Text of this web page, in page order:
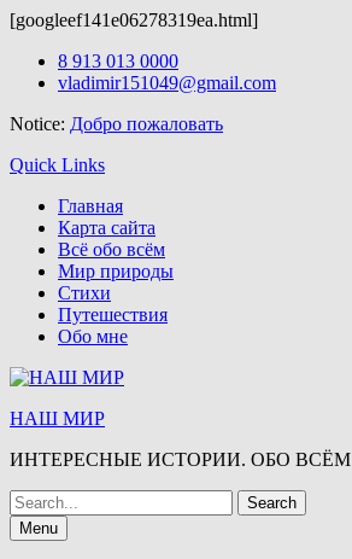
[googleef141e06278319ea.html]
Skip
8 913 013 0000
vladimir151049@gmail.com
Notice: Добро пожаловать
Quick Links
Главная
Карта сайта
Всё обо всём
Мир природы
Стихи
Путешествия
Обо мне
НАШ МИР
ИНТЕРЕСНЫЕ ИСТОРИИ. ОБО ВСЁМ
Search
for:Menu